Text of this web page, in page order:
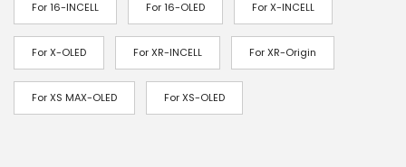
8
7
6
For 16-INCELL For 16-OLED For X-INCELL
For X-OLED For XR-INCELL For XR-Origin
For XS MAX-OLED For XS-OLED